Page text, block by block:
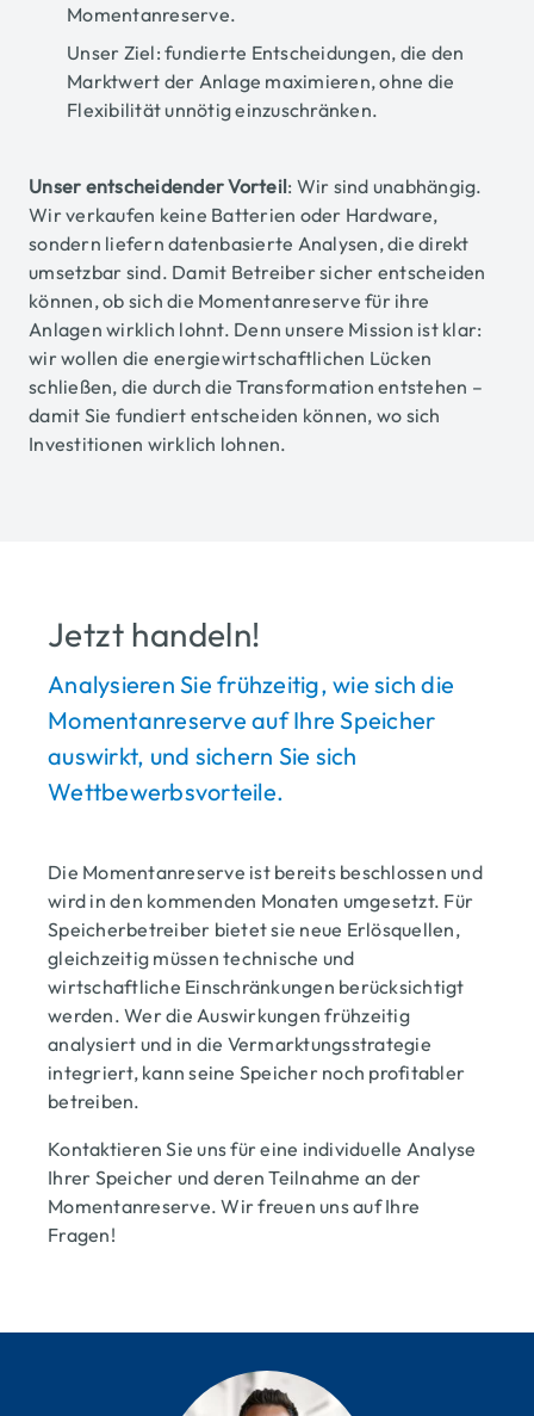
Momentanreserve.
Unser Ziel: fundierte Entscheidungen, die den
Marktwert der Anlage maximieren, ohne die
Flexibilität unnötig einzuschränken.
Unser entscheidender Vorteil: Wir sind unabhängig.
Wir verkaufen keine Batterien oder Hardware,
sondern liefern datenbasierte Analysen, die direkt
umsetzbar sind. Damit Betreiber sicher entscheiden
können, ob sich die Momentanreserve für ihre
Anlagen wirklich lohnt. Denn unsere Mission ist klar:
wir wollen die energiewirtschaftlichen Lücken
schließen, die durch die Transformation entstehen –
damit Sie fundiert entscheiden können, wo sich
Investitionen wirklich lohnen.
Jetzt handeln!
Analysieren Sie frühzeitig, wie sich die
Momentanreserve auf Ihre Speicher
auswirkt, und sichern Sie sich
Wettbewerbsvorteile.
Die Momentanreserve ist bereits beschlossen und
wird in den kommenden Monaten umgesetzt. Für
Speicherbetreiber bietet sie neue Erlösquellen,
gleichzeitig müssen technische und
wirtschaftliche Einschränkungen berücksichtigt
werden. Wer die Auswirkungen frühzeitig
analysiert und in die Vermarktungsstrategie
integriert, kann seine Speicher noch profitabler
betreiben.
Kontaktieren Sie uns für eine individuelle Analyse
Ihrer Speicher und deren Teilnahme an der
Momentanreserve. Wir freuen uns auf Ihre
Fragen!